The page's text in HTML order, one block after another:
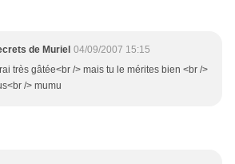
de Muriel 04/09/2007 15:15
très gâtée<br /> mais tu le mérites bien <br />
/> mumu